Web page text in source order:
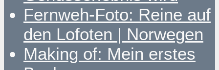
Fernweh-Foto: Reine auf
den Lofoten | Norwegen
Making of: Mein erstes